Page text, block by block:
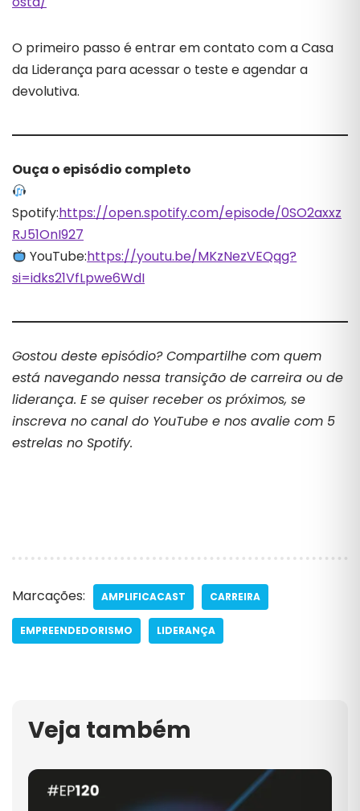
O primeiro passo é entrar em contato com a Casa
da Liderança para acessar o teste e agendar a
devolutiva.
Ouça o episódio completo
Spotify:https://open.spotify.com/episode/0SO2axxz
RJ51OnI927
YouTube:https://youtu.be/MKzNezVEQqg?
si=idks21VfLpwe6WdI
Gostou deste episódio? Compartilhe com quem
está navegando nessa transição de carreira ou de
liderança. E se quiser receber os próximos, se
inscreva no canal do YouTube e nos avalie com 5
estrelas no Spotify.
Marcações: AMPLIFICACAST CARREIRA
EMPREENDEDORISMO LIDERANÇA
Veja também